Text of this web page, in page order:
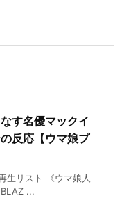
す名優マックイ
反応【ウマ娘プ
生リスト 《ウマ娘人
...